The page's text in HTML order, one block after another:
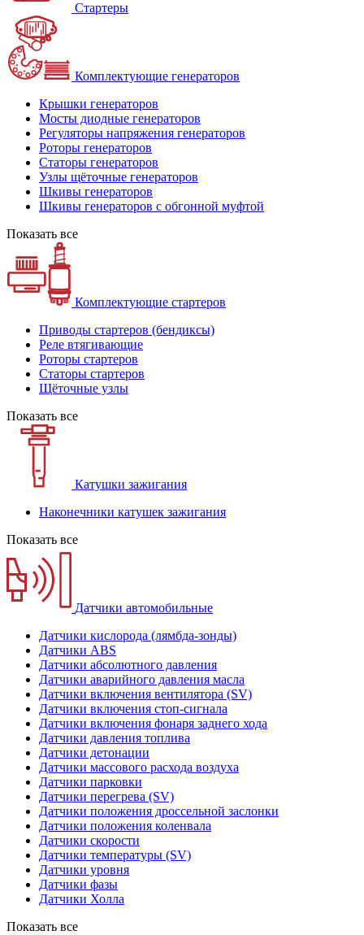
Стартеры
Комплектующие генераторов
Крышки генераторов
Мосты диодные генераторов
Регуляторы напряжения генераторов
Роторы генераторов
Статоры генераторов
Узлы щёточные генераторов
Шкивы генераторов
Шкивы генераторов с обгонной муфтой
Показать все
Комплектующие стартеров
Приводы стартеров (бендиксы)
Реле втягивающие
Роторы стартеров
Статоры стартеров
Щёточные узлы
Показать все
Катушки зажигания
Наконечники катушек зажигания
Показать все
Датчики автомобильные
Датчики кислорода (лямбда-зонды)
Датчики ABS
Датчики абсолютного давления
Датчики аварийного давления масла
Датчики включения вентилятора (SV)
Датчики включения стоп-сигнала
Датчики включения фонаря заднего хода
Датчики давления топлива
Датчики детонации
Датчики массового расхода воздуха
Датчики парковки
Датчики перегрева (SV)
Датчики положения дроссельной заслонки
Датчики положения коленвала
Датчики скорости
Датчики температуры (SV)
Датчики уровня
Датчики фазы
Датчики Холла
Показать все